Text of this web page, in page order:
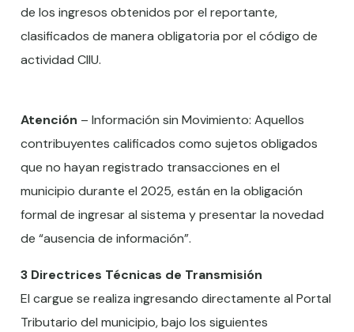
de los ingresos obtenidos por el reportante,
clasificados de manera obligatoria por el código de
actividad CIIU.
Atención – Información sin Movimiento: Aquellos
contribuyentes calificados como sujetos obligados
que no hayan registrado transacciones en el
municipio durante el 2025, están en la obligación
formal de ingresar al sistema y presentar la novedad
de “ausencia de información”.
3 Directrices Técnicas de Transmisión
El cargue se realiza ingresando directamente al Portal
Tributario del municipio, bajo los siguientes